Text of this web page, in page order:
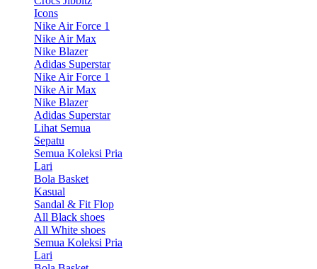
Icons
Nike Air Force 1
Nike Air Max
Nike Blazer
Adidas Superstar
Nike Air Force 1
Nike Air Max
Nike Blazer
Adidas Superstar
Lihat Semua
Sepatu
Semua Koleksi Pria
Lari
Bola Basket
Kasual
Sandal & Fit Flop
All Black shoes
All White shoes
Semua Koleksi Pria
Lari